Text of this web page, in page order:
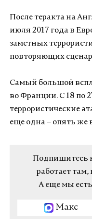
После теракта на
июля 2017 года в
заметных
повторяющих
Самый большой
во Франции. С 18 по
террористические
еще одна – опять же
Подпишитесь
работает там,
А еще мы
Макс